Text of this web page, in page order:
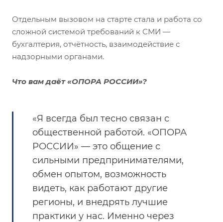
Отдельным вызовом на старте стала и работа со
сложной системой требований к СМИ —
бухгалтерия, отчётность, взаимодействие с
надзорными органами.
Что вам даёт «ОПОРА РОССИИ»?
«Я всегда был тесно связан с
общественной работой. «ОПОРА
РОССИИ» — это общение с
сильными предпринимателями,
обмен опытом, возможность
видеть, как работают другие
регионы, и внедрять лучшие
практики у нас. Именно через